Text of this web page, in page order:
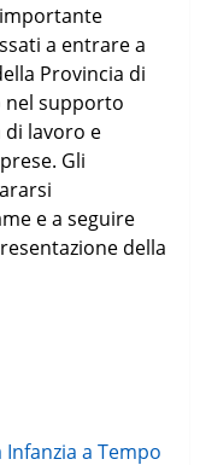
a entrare a
Provincia di
nel supporto
lavoro e
Gli
e a seguire
della